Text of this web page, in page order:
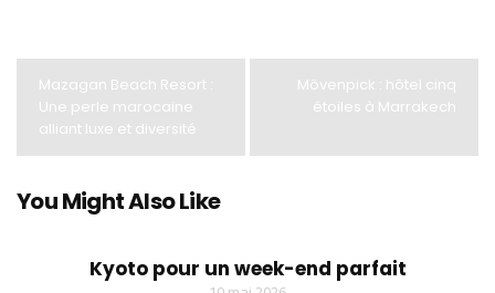
Mazagan Beach Resort :
Une perle marocaine
alliant luxe et diversité
Mövenpick : hôtel cinq
étoiles à Marrakech
You Might Also Like
Kyoto pour un week-end parfait